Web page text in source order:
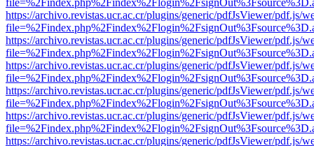
https://archivo.revistas.ucr.ac.cr/plugins/generic/pdfJsViewer/pdf.js/
https://archivo.revistas.ucr.ac.cr/plugins/generic/pdfJsViewer/pdf.js/
https://archivo.revistas.ucr.ac.cr/plugins/generic/pdfJsViewer/pdf.js/
https://archivo.revistas.ucr.ac.cr/plugins/generic/pdfJsViewer/pdf.js/
https://archivo.revistas.ucr.ac.cr/plugins/generic/pdfJsViewer/pdf.js/
https://archivo.revistas.ucr.ac.cr/plugins/generic/pdfJsViewer/pdf.js/